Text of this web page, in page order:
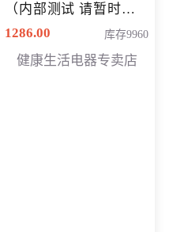
（内部测试 请暂时不要
购买）
1286.00 库存9960
健康生活电器专卖店